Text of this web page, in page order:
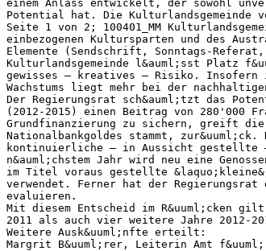
einem Anlass entwickelt, der sowohl
Potential hat. Die Kulturlandsgemeinde
Seite 1 von 2; 100401_MM
einbezogenen Kultursparten und des
Elemente (Sendschrift, Sonntags-
Kulturlandsgemeinde l&auml;sst Platz
gewisses – kreatives – Risiko. Insofern
Wachstums liegt mehr bei der
Der Regierungsrat sch&auml;tzt das
(2012-2015) einen Beitrag von 280'000
Grundfinanzierung zu sichern, greift die
Nationalbankgoldes stammt,
kontinuierliche – in Aussicht gestellte –
n&auml;chstem Jahr wird neu eine
im Titel voraus gestellte
verwendet. Ferner hat der
evaluieren.
Mit diesem Entscheid im R&uuml;cken
2011 als auch vier weitere Jahre 2012-
Weitere Ausk&uuml;nfte erteilt:
Margrit B&uuml;rer, Leiterin Amt